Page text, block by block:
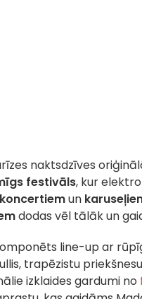
naktsdzīves
festivāls, kur
koncertiemun
dodas vēl tālāk un
line-up ar
trapēzistu
izklaides gardumi no